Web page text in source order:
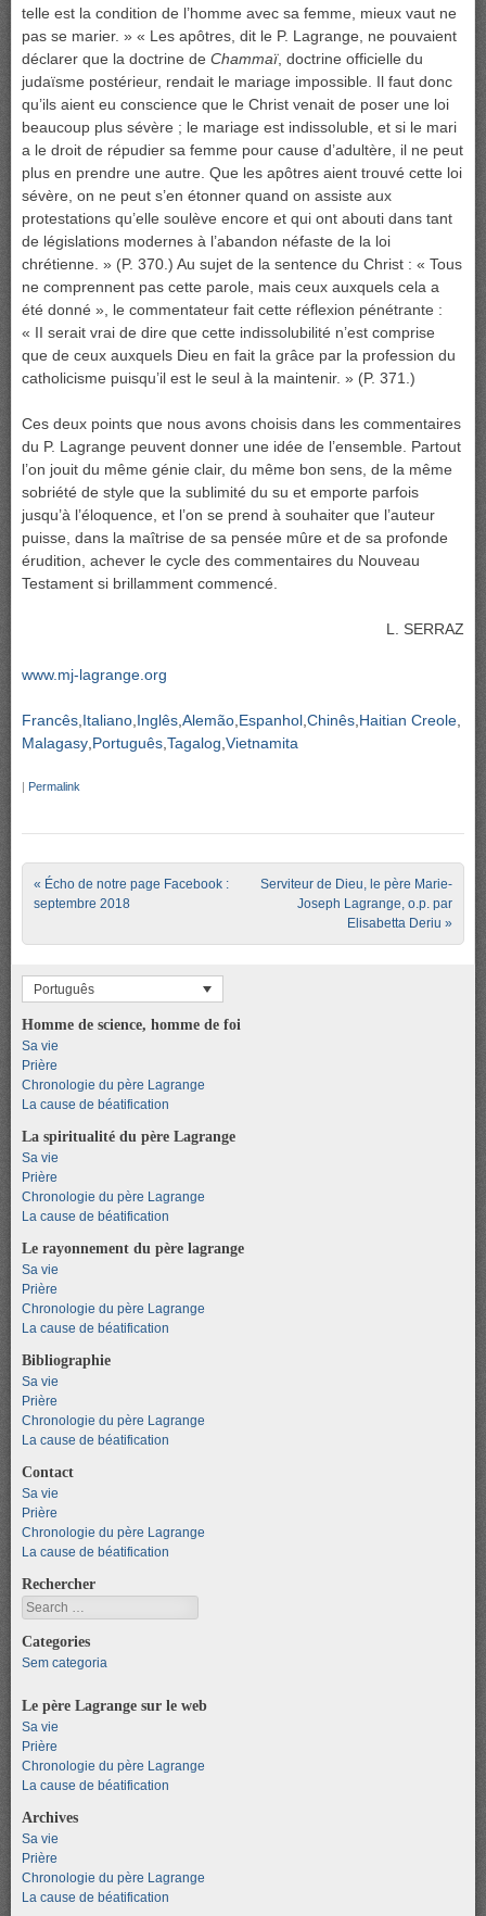
telle est la condition de l’homme avec sa femme, mieux vaut ne
pas se marier. » « Les apôtres, dit le P. Lagrange, ne pouvaient
déclarer que la doctrine de Chammaï, doctrine officielle du
judaïsme postérieur, rendait le mariage impossible. Il faut donc
qu’ils aient eu conscience que le Christ venait de poser une loi
beaucoup plus sévère ; le mariage est indissoluble, et si le mari
a le droit de répudier sa femme pour cause d’adultère, il ne peut
plus en prendre une autre. Que les apôtres aient trouvé cette loi
sévère, on ne peut s’en étonner quand on assiste aux
protestations qu’elle soulève encore et qui ont abouti dans tant
de législations modernes à l’abandon néfaste de la loi
chrétienne. » (P. 370.) Au sujet de la sentence du Christ : « Tous
ne comprennent pas cette parole, mais ceux auxquels cela a
été donné », le commentateur fait cette réflexion pénétrante :
« II serait vrai de dire que cette indissolubilité n’est comprise
que de ceux auxquels Dieu en fait la grâce par la profession du
catholicisme puisqu’il est le seul à la maintenir. » (P. 371.)
Ces deux points que nous avons choisis dans les commentaires
du P. Lagrange peuvent donner une idée de l’ensemble. Partout
l’on jouit du même génie clair, du même bon sens, de la même
sobriété de style que la sublimité du su et emporte parfois
jusqu’à l’éloquence, et l’on se prend à souhaiter que l’auteur
puisse, dans la maîtrise de sa pensée mûre et de sa profonde
érudition, achever le cycle des commentaires du Nouveau
Testament si brillamment commencé.
L. SERRAZ
www.mj-lagrange.org
Francês Italiano Inglês Alemão Espanhol Chinês Haitian Creole
Malagasy Português Tagalog Vietnamita
| Permalink
Post navigation
« Écho de notre page Facebook :
septembre 2018
Serviteur de Dieu, le père Marie-
Joseph Lagrange, o.p. par
Elisabetta Deriu »
Português
Homme de science, homme de foi
Sa vie
Prière
Chronologie du père Lagrange
La cause de béatification
La spiritualité du père Lagrange
Sa vie
Prière
Chronologie du père Lagrange
La cause de béatification
Le rayonnement du père lagrange
Sa vie
Prière
Chronologie du père Lagrange
La cause de béatification
Bibliographie
Sa vie
Prière
Chronologie du père Lagrange
La cause de béatification
Contact
Sa vie
Prière
Chronologie du père Lagrange
La cause de béatification
Rechercher
Search
Categories
Sem categoria
Le père Lagrange sur le web
Sa vie
Prière
Chronologie du père Lagrange
La cause de béatification
Archives
Sa vie
Prière
Chronologie du père Lagrange
La cause de béatification